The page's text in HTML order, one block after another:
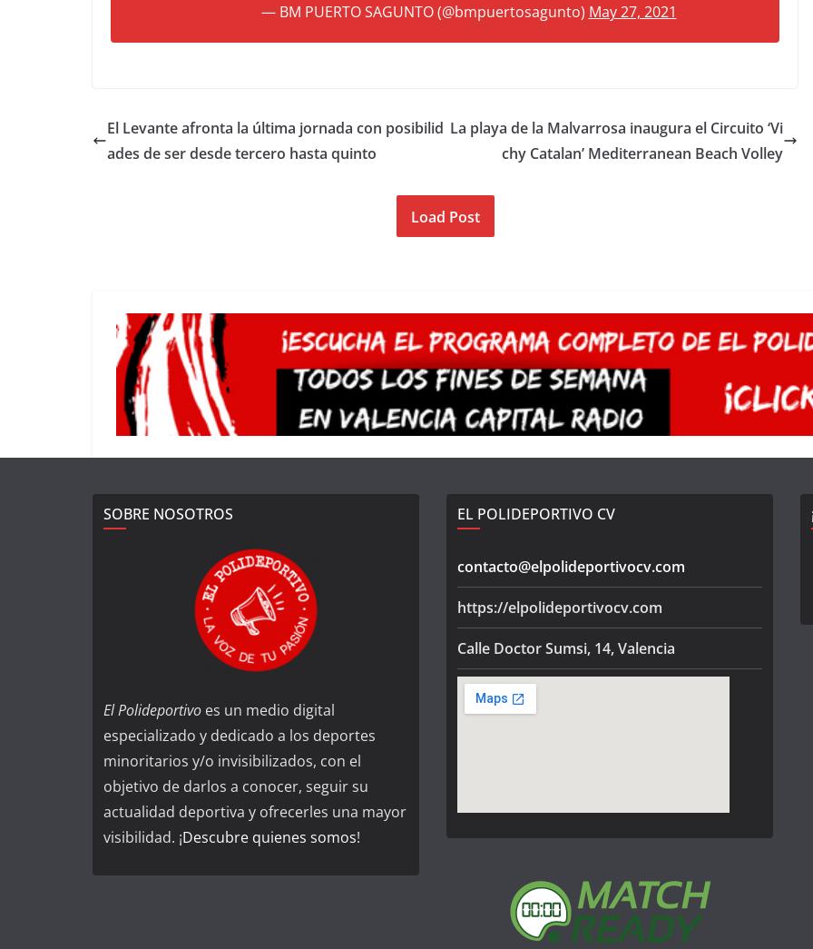
— BM PUERTO SAGUNTO (@bmpuertosagunto) May 27, 2021
El Levante afronta la última jornada con posibilid
ades de ser desde tercero hasta quinto
La playa de la Malvarrosa inaugura el Circuito ‘Vi
chy Catalan’ Mediterranean Beach Volley
Load Post
SOBRE NOSOTROS
El Polideportivo es un medio digital
especializado y dedicado a los deportes
minoritarios y/o invisibilizados, con el
objetivo de darlos a conocer, seguir su
actualidad deportiva y ofrecerles una mayor
visibilidad. ¡Descubre quienes somos!
EL POLIDEPORTIVO CV
contacto@elpolideportivocv.com
https://elpolideportivocv.com
Calle Doctor Sumsi, 14, Valencia